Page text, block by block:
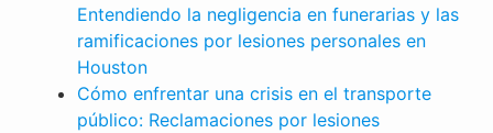
Entendiendo la negligencia en funerarias y las
ramificaciones por lesiones personales en
Houston
Cómo enfrentar una crisis en el transporte
público: Reclamaciones por lesiones